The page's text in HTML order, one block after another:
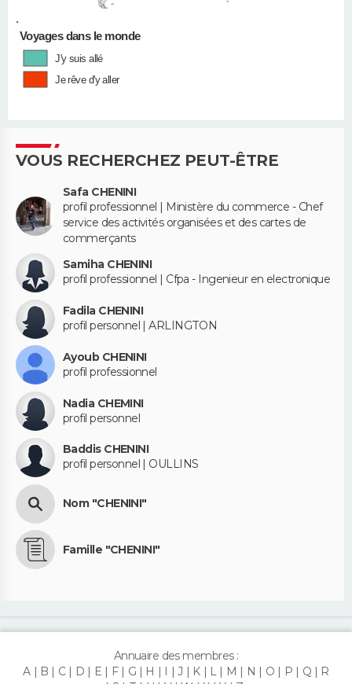
•
Voyages dans le monde
J'y suis allé
Je rêve d'y aller
VOUS RECHERCHEZ PEUT-ÊTRE
Safa CHENINI
profil professionnel | Ministère du commerce - Chef
service des activités organisées et des cartes de
commerçants
Samiha CHENINI
profil professionnel | Cfpa - Ingenieur en electronique
Fadila CHENINI
profil personnel | ARLINGTON
Ayoub CHENINI
profil professionnel
Nadia CHEMINI
profil personnel
Baddis CHENINI
profil personnel | OULLINS
Nom "CHENINI"
Famille "CHENINI"
Annuaire des membres :
A
B C D E F G H J K L M N O P Q
R